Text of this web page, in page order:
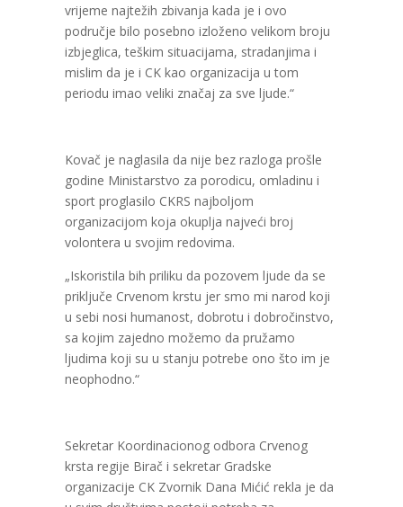
vrijeme najtežih zbivanja kada je i ovo
područje bilo posebno izloženo velikom broju
izbjeglica, teškim situacijama, stradanjima i
mislim da je i CK kao organizacija u tom
periodu imao veliki značaj za sve ljude.“
Kovač je naglasila da nije bez razloga prošle
godine Ministarstvo za porodicu, omladinu i
sport proglasilo CKRS najboljom
organizacijom koja okuplja najveći broj
volontera u svojim redovima.
„Iskoristila bih priliku da pozovem ljude da se
priključe Crvenom krstu jer smo mi narod koji
u sebi nosi humanost, dobrotu i dobročinstvo,
sa kojim zajedno možemo da pružamo
ljudima koji su u stanju potrebe ono što im je
neophodno.“
Sekretar Koordinacionog odbora Crvenog
krsta regije Birač i sekretar Gradske
organizacije CK Zvornik Dana Mićić rekla je da